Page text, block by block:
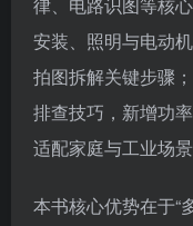
安装、照明与电动
拍图拆解关键步骤
排查技巧，新增功
适配家庭与工业场景
本书核心优势在于“